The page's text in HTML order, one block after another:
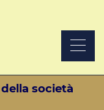
società